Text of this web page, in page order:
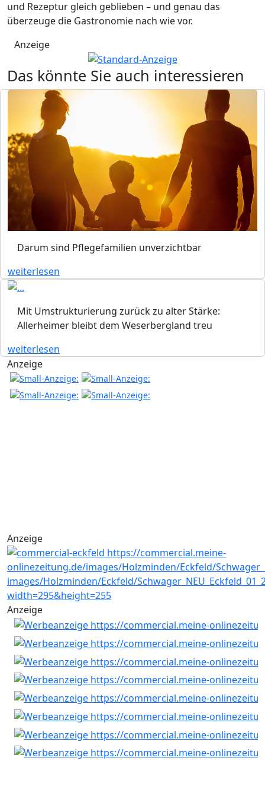
und Rezeptur gleich geblieben – und genau das
überzeuge die Gastronomie nach wie vor.
Anzeige
Das könnte Sie auch interessieren
Darum sind Pflegefamilien unverzichtbar
weiterlesen
Mit Umstrukturierung zurück zu alter Stärke:
Allerheimer bleibt dem Weserbergland treu
weiterlesen
Anzeige
Anzeige
Anzeige